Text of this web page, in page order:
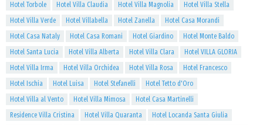
Hotel Torbole
Hotel Villa Claudia Hotel Villa Magnolia
Hotel Villa Stella
Hotel Villa Verde
Hotel Villabella Hotel Zanella
Hotel Casa Morandi
Hotel Casa Nataly
Hotel Casa Romani Hotel Giardino
Hotel Monte Baldo
Hotel Santa Lucia
Hotel Villa Alberta Hotel Villa Clara
Hotel VILLA GLORIA
Hotel Villa Irma
Hotel Villa Orchidea Hotel Villa Rosa
Hotel Francesco
Hotel Ischia
Hotel Luisa Hotel Stefanelli
Hotel Tetto d'Oro
Hotel Villa al Vento
Hotel Villa Mimosa
Hotel Casa Martinelli
Residence Villa Cristina
Hotel Villa Quaranta
Hotel Locanda Santa Giulia